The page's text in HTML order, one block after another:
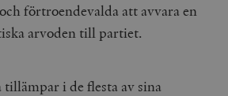
förtroendevalda att avvara en
arvoden till partiet.
i de flesta av sina